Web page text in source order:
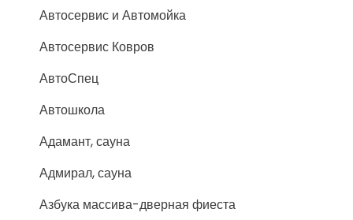
Автосервис и Автомойка
Автосервис Ковров
АвтоСпец
Автошкола
Адамант, сауна
Адмирал, сауна
Азбука массива-дверная фиеста